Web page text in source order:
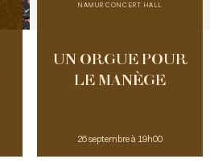
NAMUR CONCERT HALL
UN ORGUE POUR
LE MANÈGE
26 septembre à 19h00